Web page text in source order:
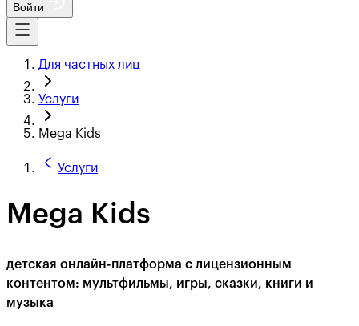
Войти
Для частных лиц
Услуги
Mega Kids
Услуги
Mega Kids
детская онлайн-платформа с лицензионным
контентом: мультфильмы, игры, сказки, книги и
музыка